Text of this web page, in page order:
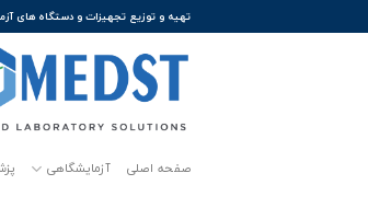
to
تهیه و توزیع تجهیزات و دستگاه های
صفحه اصلی آزمایشگاهی